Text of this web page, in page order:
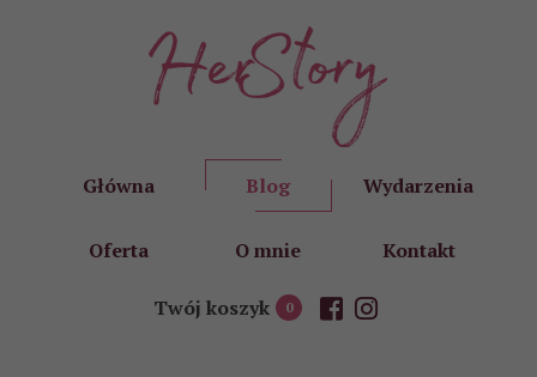
Główna Blog Wydarzenia
Oferta O mnie Kontakt
Twój koszyk 0